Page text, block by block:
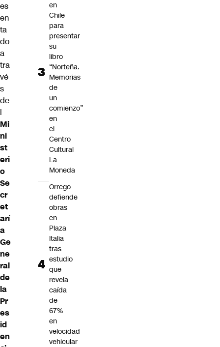
es
en
ta
do
a
tra
vé
s
de
l
Mi
ni
st
eri
o
Se
cr
et
arí
a
Ge
ne
ral
de
la
Pr
es
id
en
en
Chile
para
presentar
su
libro
“Norteña.
Memorias
de
un
comienzo”
en
el
Centro
Cultural
La
Moneda
Orrego
defiende
obras
en
Plaza
Italia
tras
estudio
que
revela
caída
de
67%
en
velocidad
vehicular